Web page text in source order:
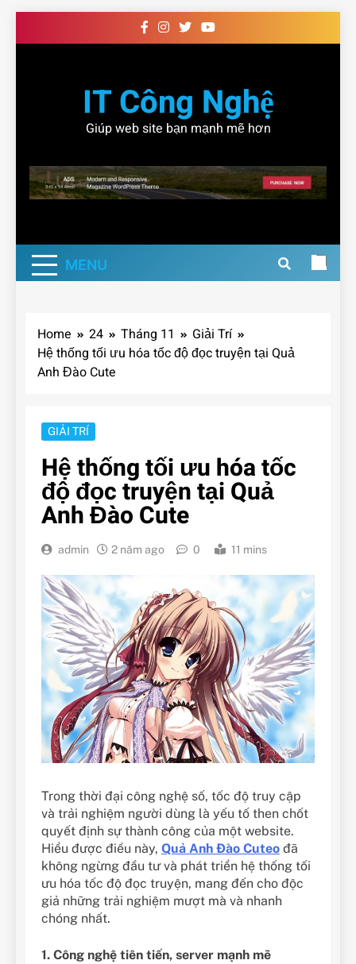
to
IT Công Nghệ
Giúp web site bạn mạnh mẽ hơn
MENU
Home 24 Tháng 11
Giải Trí
Hệ thống tối ưu hóa tốc độ đọc truyện tại Quả
Anh Đào Cute
GIẢI TRÍ
Hệ thống tối ưu hóa tốc
độ đọc truyện tại Quả
Anh Đào Cute
admin 2 năm ago 0 11 mins
Trong thời đại công nghệ số, tốc độ truy cập
và trải nghiệm người dùng là yếu tố then chốt
quyết định sự thành công của một website.
Hiểu được điều này, Quả Anh Đào Cuteo đã
không ngừng đầu tư và phát triển hệ thống tối
ưu hóa tốc độ đọc truyện, mang đến cho độc
giả những trải nghiệm mượt mà và nhanh
chóng nhất.
1. Công nghệ tiên tiến, server mạnh mẽ